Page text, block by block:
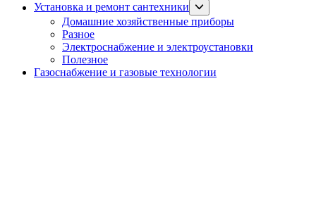
Установка и ремонт сантехники
Show
sub
menu
Домашние хозяйственные приборы
Разное
Электроснабжение и электроустановки
Полезное
Газоснабжение и газовые технологии